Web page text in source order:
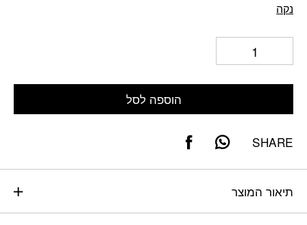
נקה
הוספה לסל
SHARE
תיאור המוצר